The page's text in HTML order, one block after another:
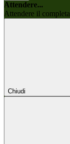
Attendere...
Attendere il
Chiudi